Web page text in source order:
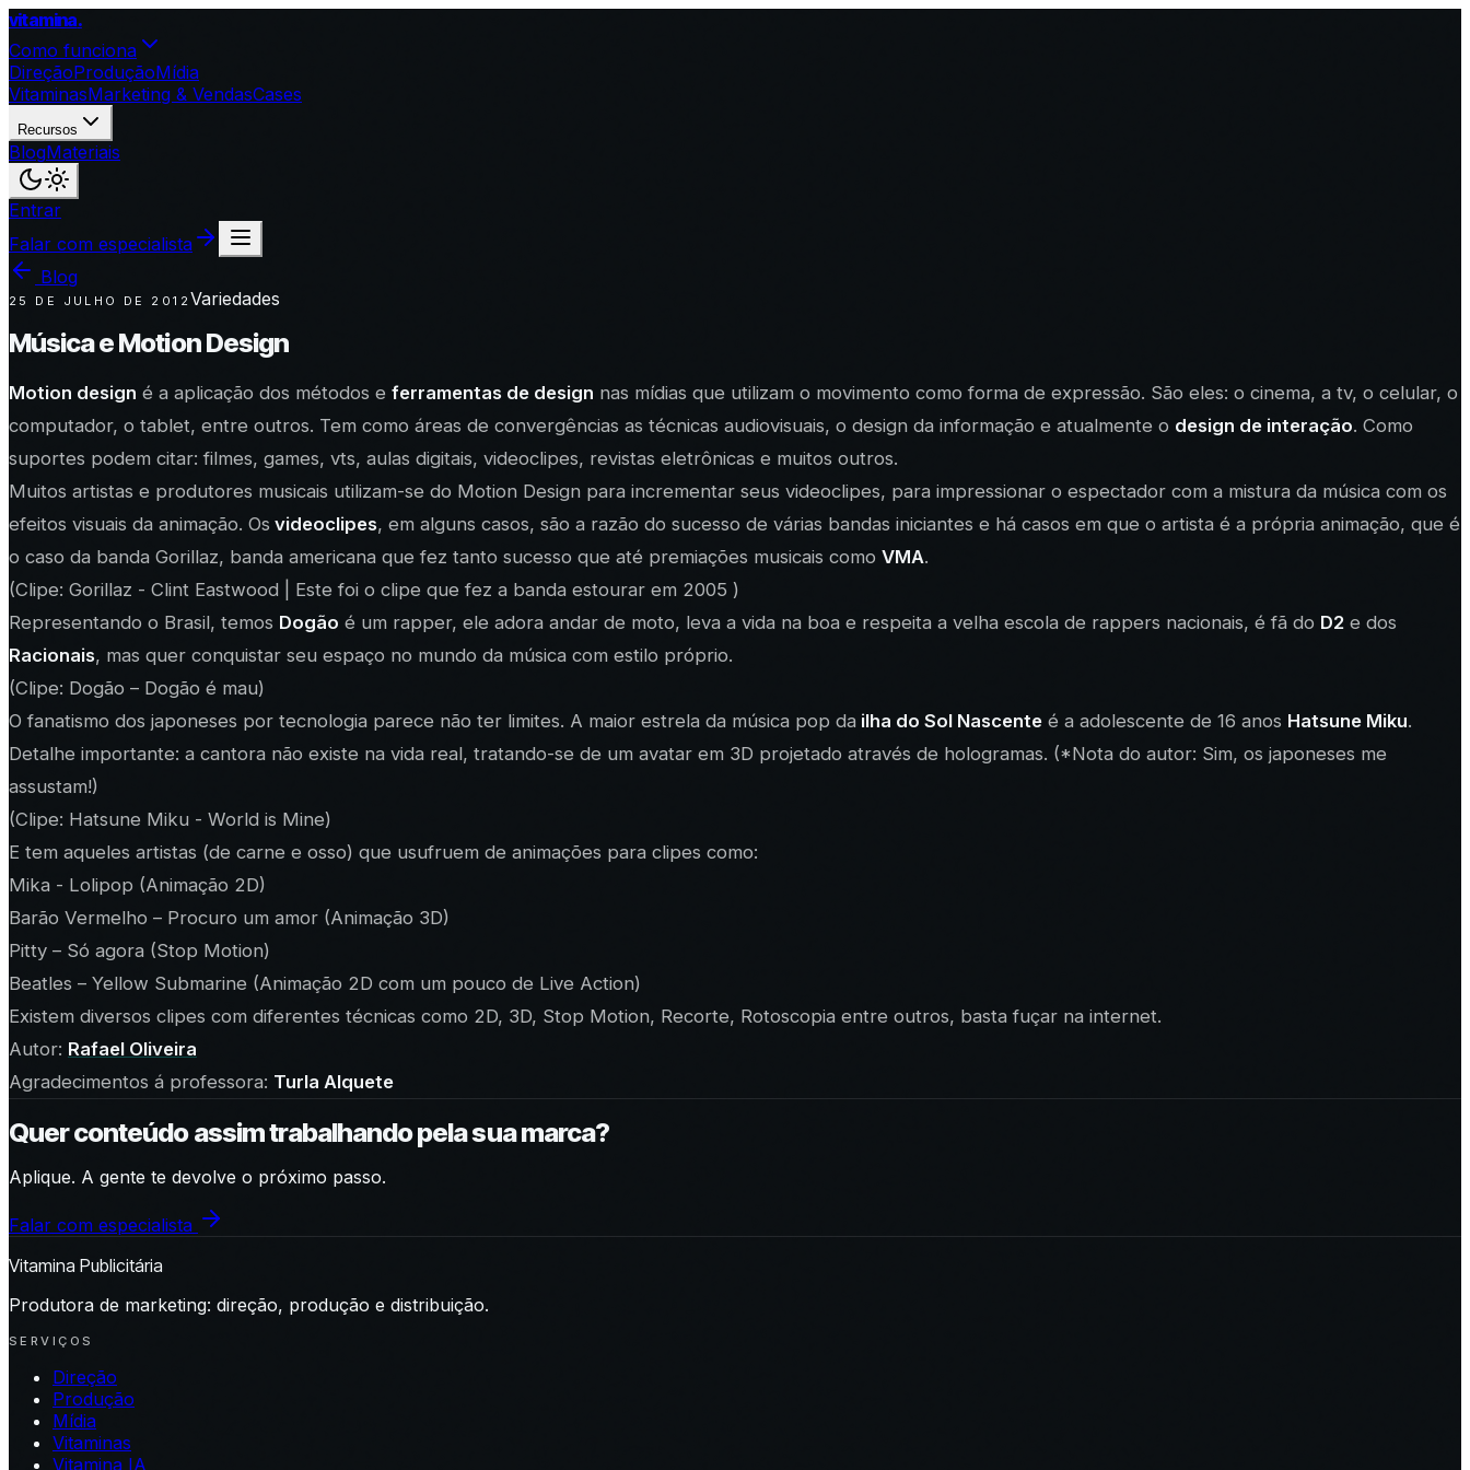
vitamina.
Como funciona
DireçãoProduçãoMídia
VitaminasMarketing & VendasCases
Recursos
BlogMateriais
Entrar
Falar com especialista
Blog
25 DE JULHO DE 2012Variedades
Música e Motion Design
Motion design é a aplicação dos métodos e ferramentas de design nas mídias que utilizam o movimento como forma de expressão. São eles: o cinema, a tv, o celular, o
computador, o tablet, entre outros. Tem como áreas de convergências as técnicas audiovisuais, o design da informação e atualmente o design de interação. Como
suportes podem citar: filmes, games, vts, aulas digitais, videoclipes, revistas eletrônicas e muitos outros.
Muitos artistas e produtores musicais utilizam-se do Motion Design para incrementar seus videoclipes, para impressionar o espectador com a mistura da música com os
efeitos visuais da animação. Os videoclipes, em alguns casos, são a razão do sucesso de várias bandas iniciantes e há casos em que o artista é a própria animação, que é
o caso da banda Gorillaz, banda americana que fez tanto sucesso que até premiações musicais como VMA.
(Clipe: Gorillaz - Clint Eastwood | Este foi o clipe que fez a banda estourar em 2005 )
Representando o Brasil, temos Dogão é um rapper, ele adora andar de moto, leva a vida na boa e respeita a velha escola de rappers nacionais, é fã do D2 e dos
Racionais, mas quer conquistar seu espaço no mundo da música com estilo próprio.
(Clipe: Dogão – Dogão é mau)
O fanatismo dos japoneses por tecnologia parece não ter limites. A maior estrela da música pop da ilha do Sol Nascente é a adolescente de 16 anos Hatsune Miku.
Detalhe importante: a cantora não existe na vida real, tratando-se de um avatar em 3D projetado através de hologramas. (*Nota do autor: Sim, os japoneses me
assustam!)
(Clipe: Hatsune Miku - World is Mine)
E tem aqueles artistas (de carne e osso) que usufruem de animações para clipes como:
Mika - Lolipop (Animação 2D)
Barão Vermelho – Procuro um amor (Animação 3D)
Pitty – Só agora (Stop Motion)
Beatles – Yellow Submarine (Animação 2D com um pouco de Live Action)
Existem diversos clipes com diferentes técnicas como 2D, 3D, Stop Motion, Recorte, Rotoscopia entre outros, basta fuçar na internet.
Autor: Rafael Oliveira
Agradecimentos á professora: Turla Alquete
Quer conteúdo assim trabalhando pela sua marca?
Aplique. A gente te devolve o próximo passo.
Falar com especialista
Vitamina Publicitária
Produtora de marketing: direção, produção e distribuição.
SERVIÇOS
Direção
Produção
Mídia
Vitaminas
Vitamina IA